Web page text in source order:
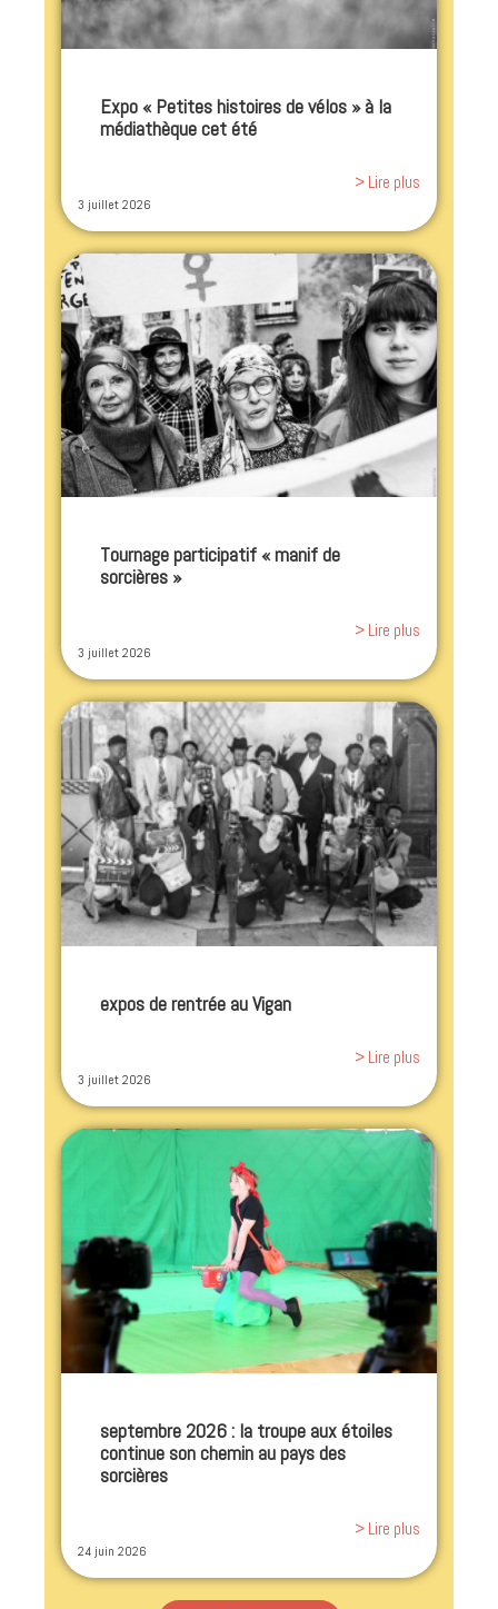
Expo « Petites histoires de vélos » à la
médiathèque cet été
> Lire plus
3 juillet 2026
Tournage participatif « manif de
sorcières »
> Lire plus
3 juillet 2026
expos de rentrée au Vigan
> Lire plus
3 juillet 2026
septembre 2026 : la troupe aux étoiles
continue son chemin au pays des
sorcières
> Lire plus
24 juin 2026